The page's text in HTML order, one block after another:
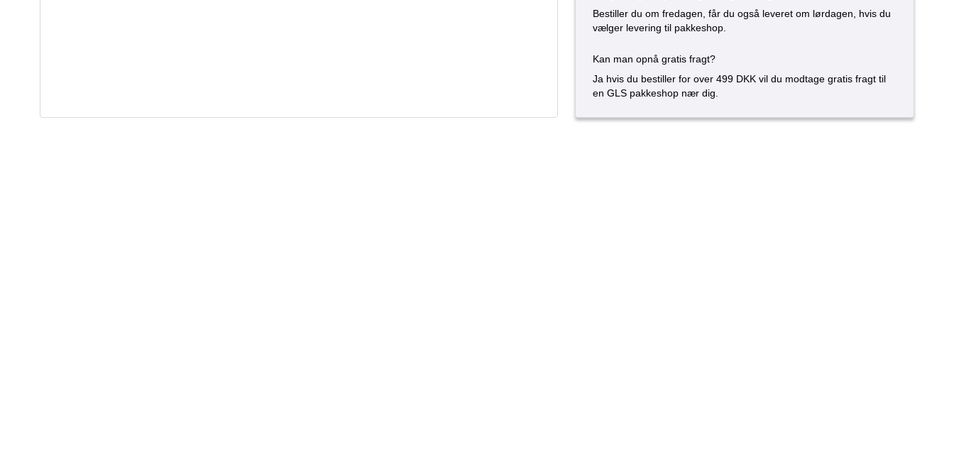
Bestiller du om fredagen, får du også leveret om lørdagen, hvis du
vælger levering til pakkeshop.
Kan man opnå gratis fragt?
Ja hvis du bestiller for over 499 DKK vil du modtage gratis fragt til
en GLS pakkeshop nær dig.